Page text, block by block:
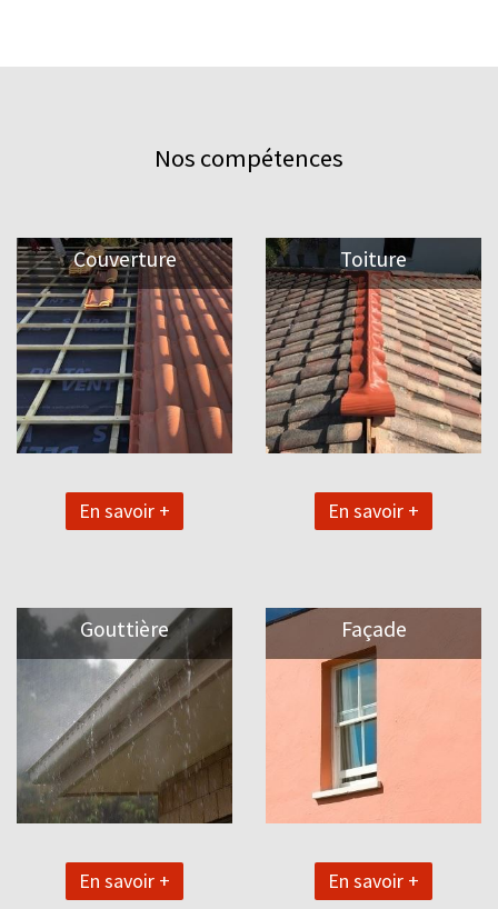
Nos compétences
Couverture
En savoir +
Toiture
En savoir +
Gouttière
En savoir +
Façade
En savoir +